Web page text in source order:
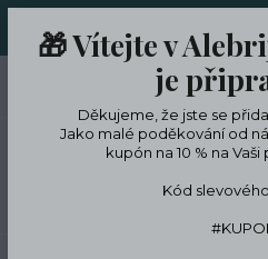
🎁 Vítejte v
je
Děkujeme, že jste se
Jako malé poděkování od
kupón na 10 % na
Kód